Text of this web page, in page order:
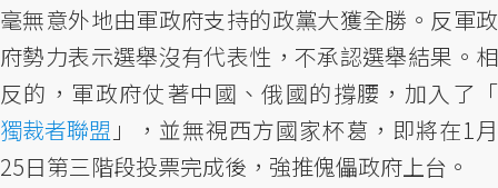
毫無意外地由軍政府支持的政黨大獲全勝。反軍政
府勢力表示選舉沒有代表性，不承認選舉結果。相
反的，軍政府仗著中國、俄國的撐腰，加入了「
獨裁者聯盟 」，並無視西方國家杯葛，即將在1月
25日第三階段投票完成後，強推傀儡政府上台。